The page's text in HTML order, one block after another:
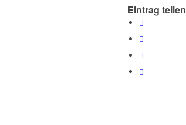
Eintrag teilen